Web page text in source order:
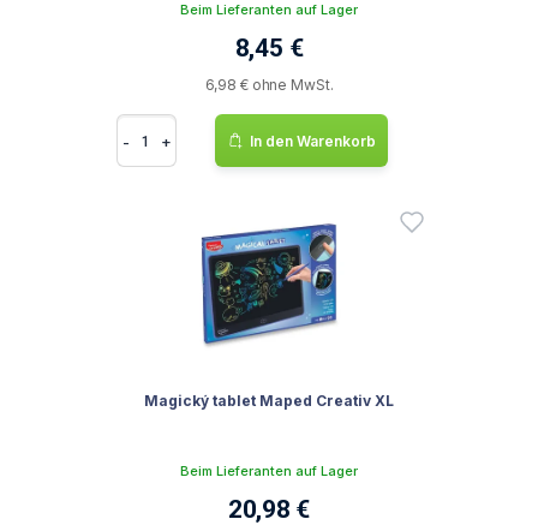
Beim Lieferanten auf Lager
8,45 €
6,98 € ohne MwSt.
- + In den Warenkorb
Magický tablet Maped Creativ XL
Beim Lieferanten auf Lager
20,98 €